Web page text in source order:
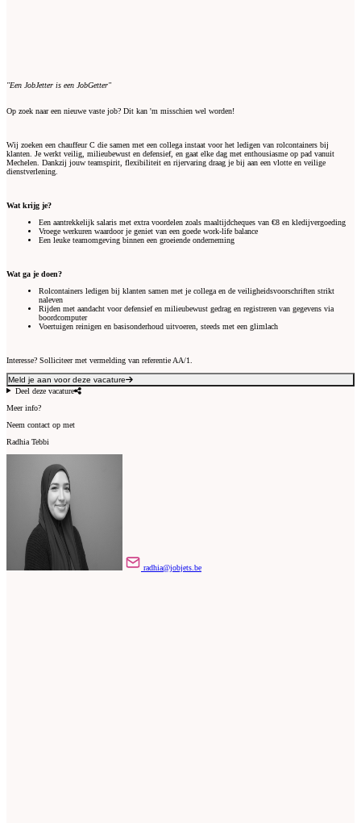
"Een JobJetter is een JobGetter"
Op zoek naar een nieuwe vaste job? Dit kan 'm misschien wel worden!
Wij zoeken een chauffeur C die samen met een collega instaat voor het ledigen van rolcontainers bij
klanten. Je werkt veilig, milieubewust en defensief, en gaat elke dag met enthousiasme op pad vanuit
Mechelen. Dankzij jouw teamspirit, flexibiliteit en rijervaring draag je bij aan een vlotte en veilige
dienstverlening.
Wat krijg je?
Een aantrekkelijk salaris met extra voordelen zoals maaltijdcheques van €8 en kledijvergoeding
Vroege werkuren waardoor je geniet van een goede work-life balance
Een leuke teamomgeving binnen een groeiende onderneming
Wat ga je doen?
Rolcontainers ledigen bij klanten samen met je collega en de veiligheidsvoorschriften strikt
naleven
Rijden met aandacht voor defensief en milieubewust gedrag en registreren van gegevens via
boordcomputer
Voertuigen reinigen en basisonderhoud uitvoeren, steeds met een glimlach
Interesse? Solliciteer met vermelding van referentie AA/1.
Meld je aan voor deze vacature
Deel deze vacature
Meer info?
Neem contact op met
Radhia Tebbi
radhia@jobjets.be